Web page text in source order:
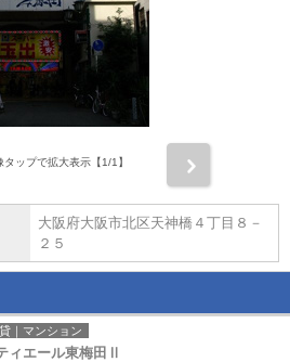
タップで拡大表示【1/1】
大阪府大阪市北区天神橋４丁目８－
２５
｜マンション
ィエール東梅田Ⅱ